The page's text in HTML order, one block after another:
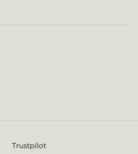
Trustpilot